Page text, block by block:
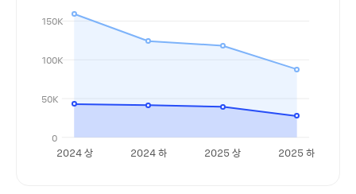
0
50K
100K
150K
2024 상 2024 하 2025 상 2025 하